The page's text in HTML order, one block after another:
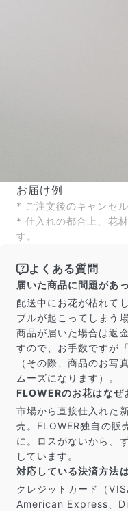
お届け例
* ご注文後のキャンセル
* 仕入れの都合上、花
す。
よくある質問
届いた商品に問題があ
配送中にお花が枯れて
ブルが起こってしまう
商品が届いた場合は返
すので、お手数ですが
（その際、商品のお写
ムーズになります）。
FLOWERのお花はなぜ
市場から直接仕入れた
売。FLOWER独自の販
に。ロスがないから、
しています。
対応している決済方法
クレジットカード（
American Express、